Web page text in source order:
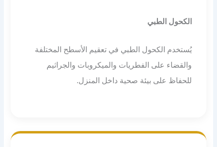
الكحول الطبي
يُستخدم الكحول الطبي في تعقيم الأسطح المختلفة
والقضاء على الفطريات والميكروبات والجراثيم
للحفاظ على بيئة صحية داخل المنزل.